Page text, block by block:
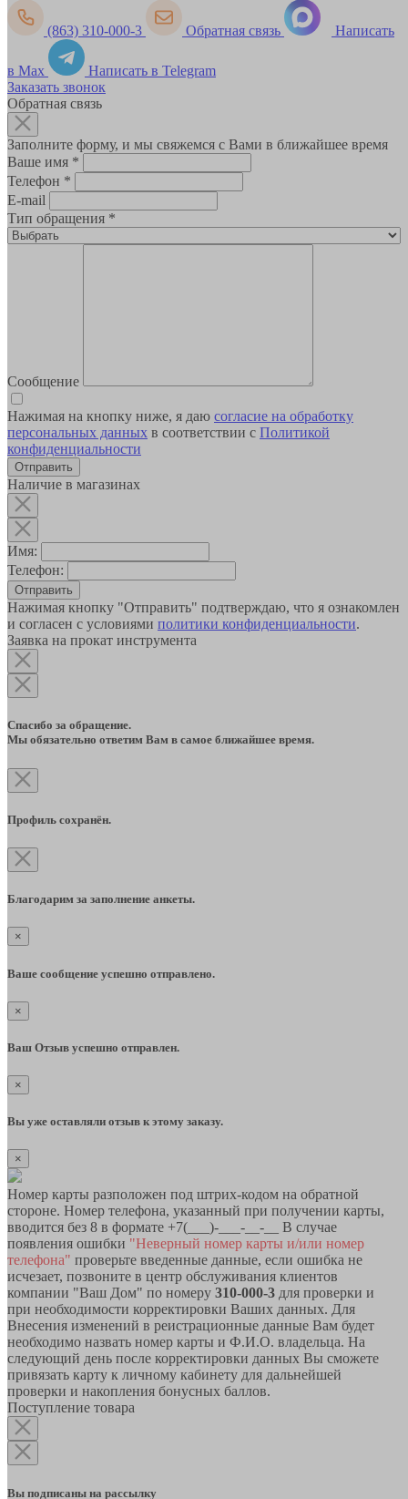
(863) 310-000-3 Обратная связь Написать
в Max
Написать в Telegram
Заказать звонок
Обратная связь
Заполните форму, и мы свяжемся с Вами в ближайшее время
Ваше имя *
Телефон *
E-mail
Тип обращения *
Сообщение
Нажимая на кнопку ниже, я даю согласие на обработку
персональных данных в соответствии с Политикой
конфиденциальности
Наличие в магазинах
Имя:
Телефон:
Отправить
Нажимая кнопку "Отправить" подтверждаю, что я ознакомлен
и согласен с условиями политики конфиденциальности.
Заявка на прокат инструмента
Спасибо за обращение.
Мы обязательно ответим Вам в самое ближайшее время.
Профиль сохранён.
Благодарим за заполнение анкеты.
×
Ваше сообщение успешно отправлено.
×
Ваш Отзыв успешно отправлен.
×
Вы уже оставляли отзыв к этому заказу.
×
Номер карты разположен под штрих-кодом на обратной
стороне. Номер телефона, указанный при получении карты,
вводится без 8 в формате +7(___)-___-__-__ В случае
появления ошибки "Неверный номер карты и/или номер
телефона" проверьте введенные данные, если ошибка не
исчезает, позвоните в центр обслуживания клиентов
компании "Ваш Дом" по номеру 310-000-3 для проверки и
при необходимости корректировки Ваших данных. Для
Внесения изменений в реистрационные данные Вам будет
необходимо назвать номер карты и Ф.И.О. владельца. На
следующий день после корректировки данных Вы сможете
привязать карту к личному кабинету для дальнейшей
проверки и накопления бонусных баллов.
Поступление товара
Вы подписаны на рассылку